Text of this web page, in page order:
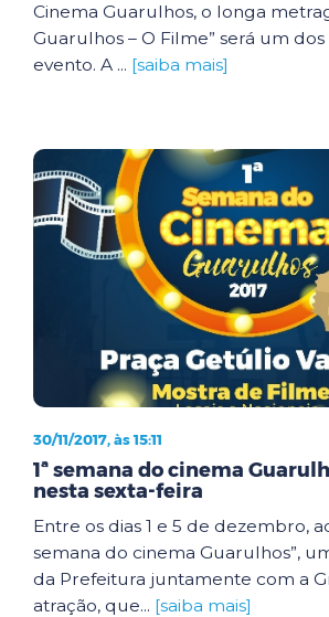
Cinema Guarulhos, o longa
Guarulhos – O Filme” será um
evento. A ... [saiba mais]
30/11/2017, às 15:11
1ª semana do cinema
nesta sexta-feira
Entre os dias 1 e 5 de dezembro,
semana do cinema Guarulhos”,
da Prefeitura juntamente com a
atração, que... [saiba mais]